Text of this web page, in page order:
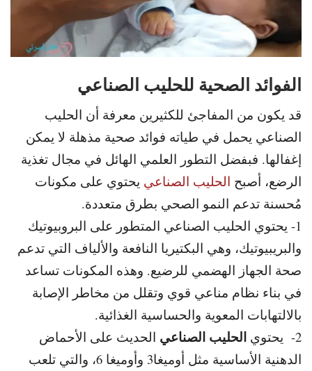
الفوائد الصحية للحليب الصناعي
قد يكون من المفاجئ للكثيرين معرفة أن الحليب
الصناعي يحمل في طياته فوائد صحية مذهلة لا يمكن
إغفالها. فبفضل التطور العلمي الهائل في مجال تغذية
الرضع، أصبح الحليب الصناعي يحتوي على مكونات
مُحسنة تدعم النمو الصحي بطرق متعددة.
1- يحتوي الحليب الصناعي المتطور على البروبيوتيك
والبريبيوتيك، وهي البكتيريا النافعة والألياف التي تدعم
صحة الجهاز الهضمي للرضيع. وهذه المكونات تساعد
في بناء نظام مناعي قوي وتقلل من مخاطر الإصابة
بالالتهابات المعوية والحساسية الغذائية.
2- يحتوي
الحليب الصناعي الحديث على الأحماض
الدهنية الأساسية مثل أوميغا
3 وأوميغا 6، والتي تلعب